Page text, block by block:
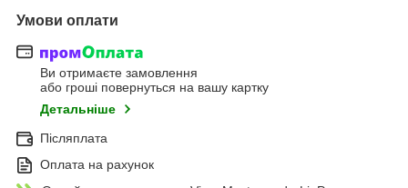
Умови оплати
Ви отримаєте замовлення
або гроші повернуться на вашу картку
Детальніше
Післяплата
Оплата на рахунок